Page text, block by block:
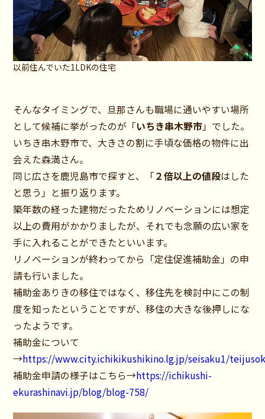
以前住んでいた1LDKの住宅
そんなタイミングで、旦那さんも職場に通いやすい場所
として候補に挙がったのが「いちき串木野市」でした。
いちき串木野市で、大きさの割に手頃な価格の物件に出
会えた森満さん。
同じ広さを鹿児島市で探すと、「２倍以上の値段はした
と思う」と振り返ります。
築年数の経った建物だったためリノベーションには想定
以上の費用がかかりましたが、それでも念願の広い家を
手に入れることができたといいます。
リノベーションが終わってから「定住促進補助金」の申
請も行いました。
補助金ありきの移住ではなく、移住先を検討中にこの制
度を知ったということですが、移住の大きな後押しにな
ったようです。
補助金について
→https://www.city.ichikikushikino.lg.jp/seisaku1/
補助金申請の様子はこちら→https://ichikushi-
ekurashinavi.jp/blog/blog-758/